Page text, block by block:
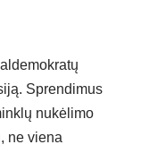
Sprendimus
nukėlimo
ne viena